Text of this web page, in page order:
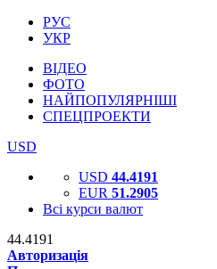
РУС
УКР
ВІДЕО
ФОТО
НАЙПОПУЛЯРНІШІ
СПЕЦПРОЕКТИ
USD
USD 44.4191
EUR 51.2905
Всі курси валют
44.4191
Авторизація